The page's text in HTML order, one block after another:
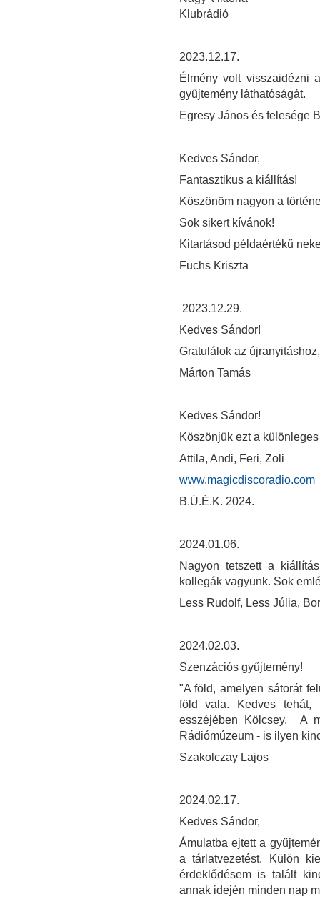
Klubrádió
2023.12.17.
Élmény volt visszaidézni
gyűjtemény láthatóságát.
Egresy János és felesége
Kedves Sándor,
Fantasztikus a kiállítás!
Köszönöm nagyon a
Sok sikert kívánok!
Kitartásod példaértékű
Fuchs Kriszta
2023.12.29.
Kedves Sándor!
Gratulálok az
Márton Tamás
Kedves Sándor!
Köszönjük ezt a
Attila, Andi, Feri, Zoli
www.magicdiscoradio.com
B.Ú.É.K. 2024.
2024.01.06.
Nagyon tetszett a
kollegák vagyunk. Sok
Less Rudolf, Less Júlia,
2024.02.03.
Szenzációs gyűjtemény!
"A föld, amelyen sátorát
föld vala. Kedves tehát,
esszéjében Kölcsey, A
Rádiómúzeum - is ilyen
Szakolczay Lajos
2024.02.17.
Kedves Sándor,
Ámulatba ejtett a
a tárlatvezetést. Külön
érdeklődésem is talált
annak idején minden nap